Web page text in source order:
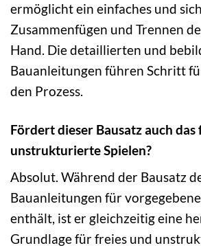
ermöglicht ein einfaches und
Zusammenfügen und Trennen
Hand. Die detaillierten und
Bauanleitungen führen Schritt
den Prozess.
Fördert dieser Bausatz auch das
unstrukturierte Spielen?
Absolut. Während der Bausatz
Bauanleitungen für
enthält, ist er gleichzeitig eine
Grundlage für freies und